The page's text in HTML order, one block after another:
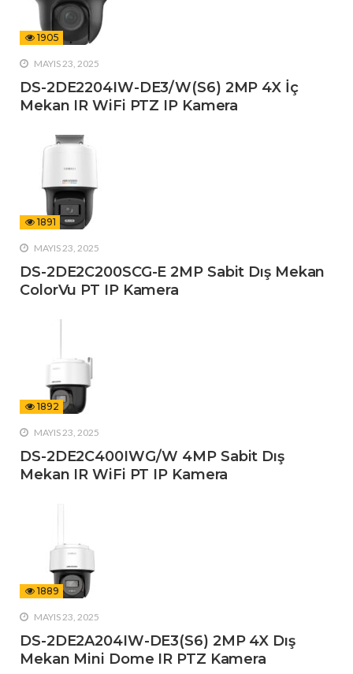
1905
MAYIS 23, 2025
DS-2DE2204IW-DE3/W(S6) 2MP 4X İç
Mekan IR WiFi PTZ IP Kamera
1891
MAYIS 23, 2025
DS-2DE2C200SCG-E 2MP Sabit Dış Mekan
ColorVu PT IP Kamera
1892
MAYIS 23, 2025
DS-2DE2C400IWG/W 4MP Sabit Dış
Mekan IR WiFi PT IP Kamera
1889
MAYIS 23, 2025
DS-2DE2A204IW-DE3(S6) 2MP 4X Dış
Mekan Mini Dome IR PTZ Kamera